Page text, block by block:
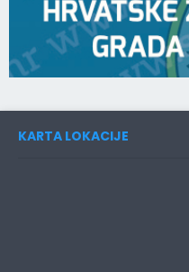
KARTA LOKACIJE